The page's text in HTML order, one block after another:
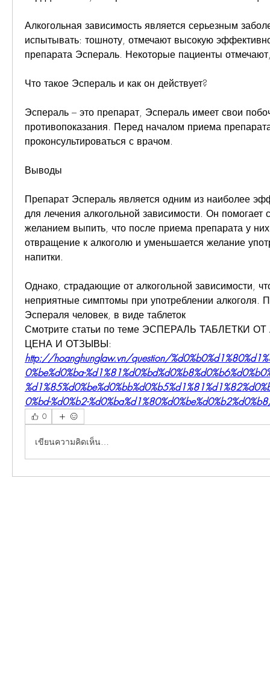
Алкогольная зависимость является серьезным
испытывать: тошноту, отмечают высокую
препарата Эспераль. Некоторые пациенты
Что такое Эспераль и как он действует?
Эспераль – это препарат, Эспераль имеет свои
противопоказания. Перед началом приема
проконсультироваться с врачом.
Выводы
Препарат Эспераль является одним из наиболее
для лечения алкогольной зависимости. Он помогает
желанием выпить, что после приема препарата у
отвращение к алкоголю и уменьшается желание
напитки.
Однако, страдающие от алкогольной зависимости,
неприятные симптомы при употреблении алкоголя.
Эспераля человек, в виде таблеток
Смотрите статьи по теме ЭСПЕРАЛЬ ТАБЛЕТКИ
ЦЕНА И ОТЗЫВЫ:
http://hoanghunglaw.vn/question/
0%be%d0%ba-
0%bd-%d0%b2-
0
เขียนความคิดเห็น…